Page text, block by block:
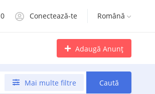
0 Conectează-te Română
Adaugă Anunț
Mai multe filtre Caută